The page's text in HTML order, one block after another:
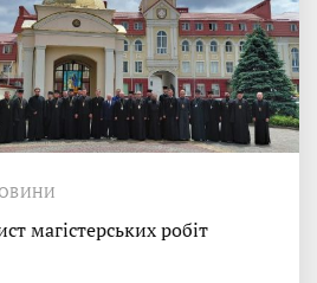
магістерських робіт